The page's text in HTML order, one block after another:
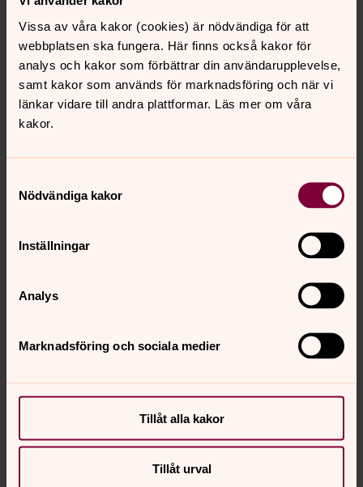
Vissa av våra kakor (cookies) är nödvändiga för att
webbplatsen ska fungera. Här finns också kakor för
analys och kakor som förbättrar din användarupplevelse,
samt kakor som används för marknadsföring och när vi
länkar vidare till andra plattformar. Läs mer om våra
kakor.
Nödvändiga kakor
Inställningar
Analys
Marknadsföring och sociala medier
Tillåt alla kakor
Tillåt urval
Hur?
Ett dop kan ske på många platser. I kyrkan, hemma,
utomhus eller på ett sjukhus. Det kan vara ett stort kalas
med många gäster eller ett litet där enbart de närmaste
finns med. Dopet sker oftast i en särskild dopgudstjänst
eller i församlingens söndagsgudstjänst. Ålder spelar
tonåringar och vuxna.
Ring oss och boka tid för dop
Du är varmt välkommen att ringa vår expedition så
hjälper vi dig hitta tid för dop. Du får också hjälp att
boka en dopklänning och en lokal för dopkalas om
att boka i god tid.